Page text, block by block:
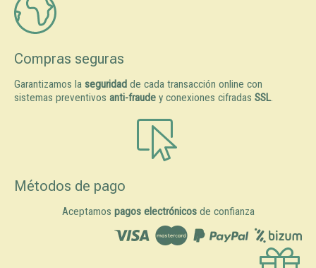
Compras seguras
Garantizamos la seguridad de cada transacción online con
sistemas preventivos anti-fraude y conexiones cifradas SSL.
Métodos de pago
Aceptamos pagos electrónicosde confianza